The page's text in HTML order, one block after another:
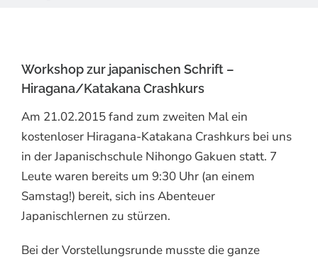
Workshop zur japanischen Schrift –
Hiragana/Katakana Crashkurs
Am 21.02.2015 fand zum zweiten Mal ein
kostenloser Hiragana-Katakana Crashkurs bei uns
in der Japanischschule Nihongo Gakuen statt. 7
Leute waren bereits um 9:30 Uhr (an einem
Samstag!) bereit, sich ins Abenteuer
Japanischlernen zu stürzen.
Bei der Vorstellungsrunde musste die ganze